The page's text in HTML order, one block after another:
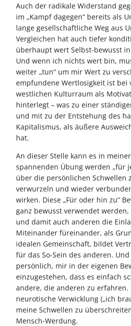
Auch der radikale Widerstand
im „Kampf dagegen“ bereits als
lange gesellschaftliche Weg aus
Vergleichen hat auch tiefer
überhaupt wert Selbst-bewusst
Und wenn ich nichts wert bin,
weiter „tun“ um mir Wert zu
empfundene Wertlosigkeit ist bei
westlichen Kulturraum als
hinterlegt – was zu einer
und mit zu der Entstehung des
Kapitalismus, als äußere
hat.
An dieser Stelle kann es in
spannenden Übung werden „für
über die persönlichen Schwellen
verwurzeln und wieder
wirken. Diese „Für oder hin zu“
ganz bewusst verwendet
und damit auch anderen die
Miteinander füreinander, als
idealen Gemeinschaft, bildet
für das So-Sein des anderen.
persönlich, mir in der eigenen
einzugestehen, dass es einfach
andere, die anderen zu
neurotische Verwicklung („ich
meine Schwellen zu
Mensch-Werdung.